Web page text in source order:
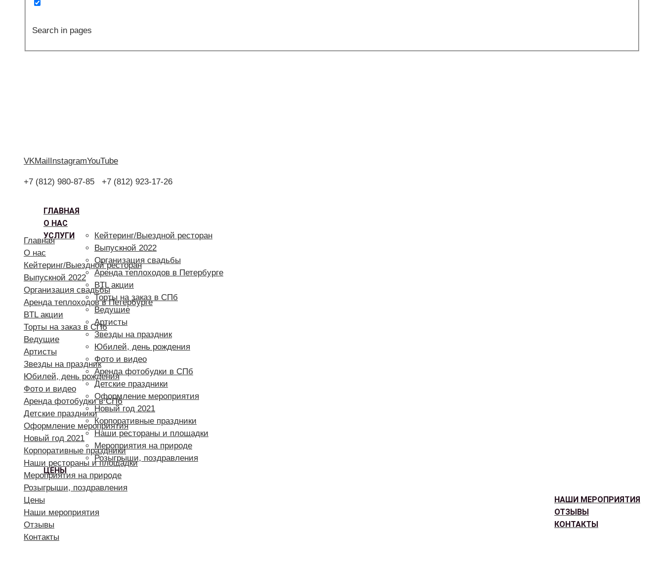
Search in pages
VKMailInstagramYouTube
+7 (812) 980-87-85 +7 (812) 923-17-26
ГЛАВНАЯ
О НАС
УСЛУГИ
Кейтеринг/Выездной ресторан
Выпускной 2022
Организация свадьбы
Аренда теплоходов в Петербурге
BTL акции
Торты на заказ в СПб
Ведущие
Артисты
Звезды на праздник
Юбилей, день рождения
Фото и видео
Аренда фотобудки в СПб
Детские праздники
Оформление мероприятия
Новый год 2021
Корпоративные праздники
Наши рестораны и площадки
Мероприятия на природе
Розыгрыши, поздравления
ЦЕНЫ
НАШИ МЕРОПРИЯТИЯ
ОТЗЫВЫ
КОНТАКТЫ
Главная
О нас
Кейтеринг/Выездной ресторан
Выпускной 2022
Организация свадьбы
Аренда теплоходов в Петербурге
BTL акции
Торты на заказ в СПб
Ведущие
Артисты
Звезды на праздник
Юбилей, день рождения
Фото и видео
Аренда фотобудки в СПб
Детские праздники
Оформление мероприятия
Новый год 2021
Корпоративные праздники
Наши рестораны и площадки
Мероприятия на природе
Розыгрыши, поздравления
Цены
Наши мероприятия
Отзывы
Контакты